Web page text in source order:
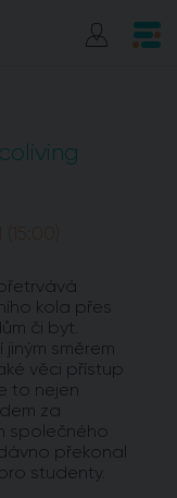
kola přes
či byt.
směrem
věci přístup
to nejen
za
společného
překonal
studenty.